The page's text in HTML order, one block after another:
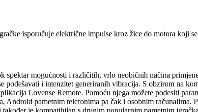
isporučuje električne impulse kroz žice do motora koji
spektar mogućnosti i različitih, vrlo neobičnih načina
podešavati i intenzitet generiranih vibracija. S obzirom na
Lovense Remote. Pomoću njega možete podesiti
Android pametnim telefonima pa čak i osobnim računalima.